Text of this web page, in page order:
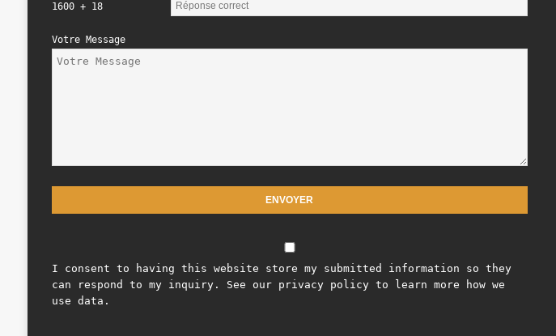
1600 + 18
Votre Message
I consent to having this website store my submitted information so they
can respond to my inquiry. See our privacy policy to learn more how we
use data.